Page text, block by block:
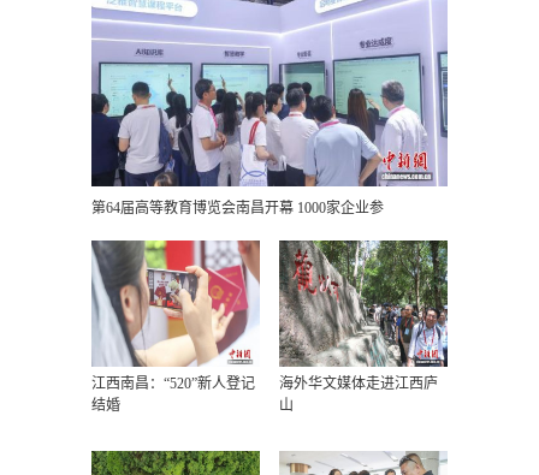
第64届高等教育博览会南昌开幕 1000家企业参
江西南昌：“520”新人登记
结婚
海外华文媒体走进江西庐
山